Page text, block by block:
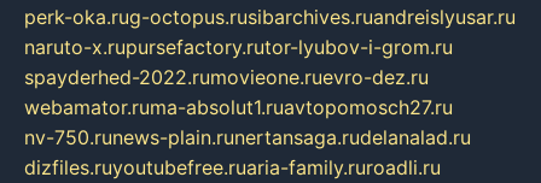
perk-oka.rug-octopus.rusibarchives.ruandreislyusar.ru
naruto-x.rupursefactory.rutor-lyubov-i-grom.ru
spayderhed-2022.rumovieone.ruevro-dez.ru
webamator.ruma-absolut1.ruavtopomosch27.ru
nv-750.runews-plain.runertansaga.rudelanalad.ru
dizfiles.ruyoutubefree.ruaria-family.ruroadli.ru